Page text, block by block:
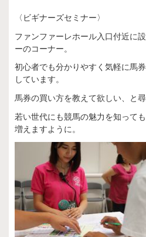
〈ビギナーズセミナー〉
ファンファーレホール入口付近に
ーのコーナー。
初心者でも分かりやすく気軽に馬
しています。
馬券の買い方を教えて欲しい、と
若い世代にも競馬の魅力を知って
増えますように。